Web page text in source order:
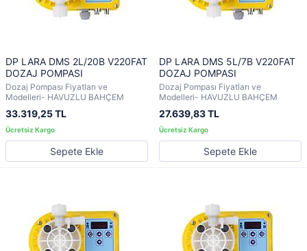
DP LARA DMS 2L/20B V220FAT
DOZAJ POMPASI
Dozaj Pompası Fiyatları ve
Modelleri- HAVUZLU BAHÇEM
33.319,25 TL
Sepete Ekle
DP LARA DMS 5L/7B V220FAT
DOZAJ POMPASI
Dozaj Pompası Fiyatları ve
Modelleri- HAVUZLU BAHÇEM
27.639,83 TL
Sepete Ekle